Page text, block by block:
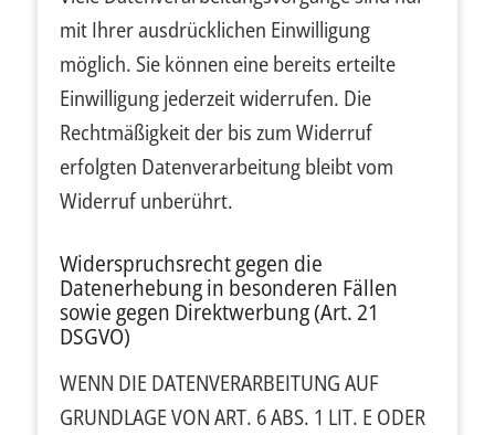
mit Ihrer ausdrücklichen Einwilligung
möglich. Sie können eine bereits erteilte
Einwilligung jederzeit widerrufen. Die
Rechtmäßigkeit der bis zum Widerruf
erfolgten Datenverarbeitung bleibt vom
Widerruf unberührt.
Widerspruchsrecht gegen die
Datenerhebung in besonderen Fällen
sowie gegen Direktwerbung (Art. 21
DSGVO)
WENN DIE DATENVERARBEITUNG AUF
GRUNDLAGE VON ART. 6 ABS. 1 LIT. E ODER